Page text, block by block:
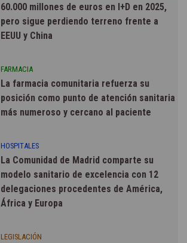
60.000 millones de euros en I+D en 2025,
pero sigue perdiendo terreno frente a
EEUU y China
FARMACIA
La farmacia comunitaria refuerza su
posición como punto de atención sanitaria
más numeroso y cercano al paciente
HOSPITALES
La Comunidad de Madrid comparte su
modelo sanitario de excelencia con 12
delegaciones procedentes de América,
África y Europa
LEGISLACIÓN